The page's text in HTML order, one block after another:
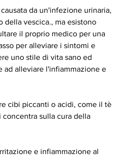
da un'infezione urinaria,
della vescica., ma esistono
il proprio medico per una
per alleviare i sintomi e
uno stile di vita sano ed
ad alleviare l'infiammazione e
cibi piccanti o acidi, come il tè
sulla cura della
e infiammazione al